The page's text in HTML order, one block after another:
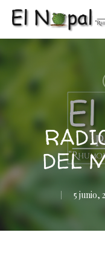
Skip
main
content
DEL
5 junio,